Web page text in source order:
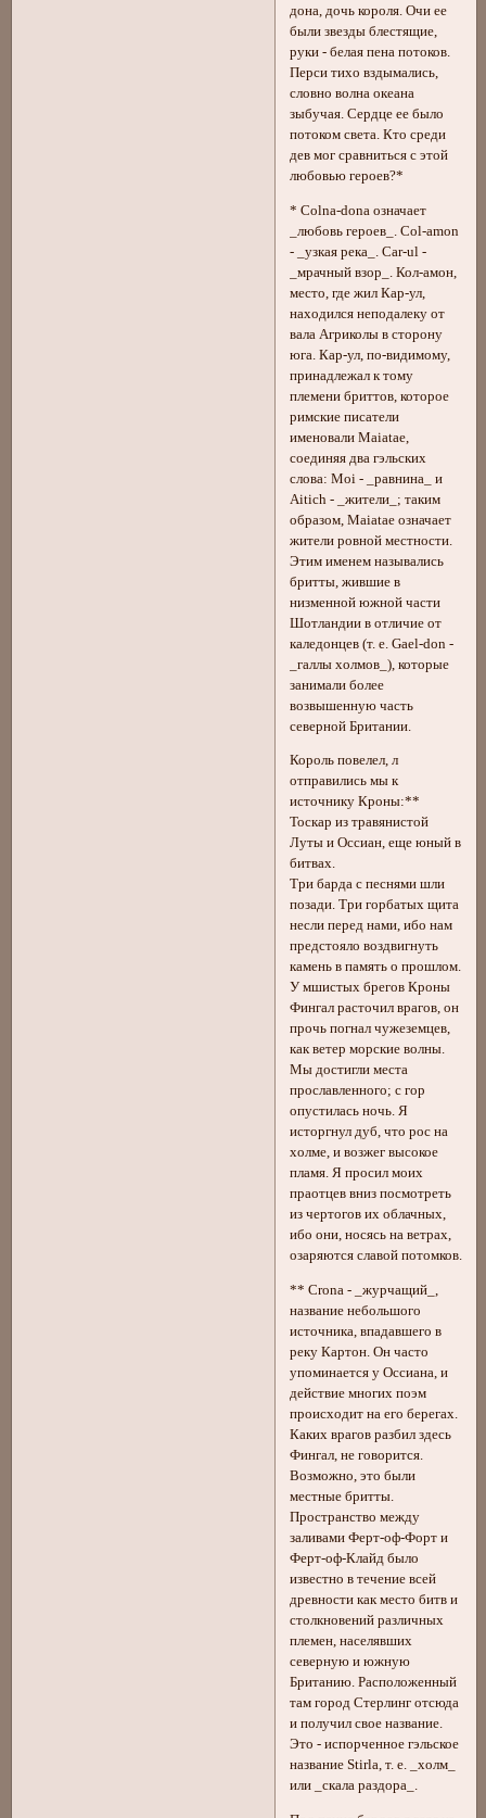
дона, дочь короля. Очи ее
были звезды блестящие,
руки - белая пена потоков.
Перси тихо вздымались,
словно волна океана
зыбучая. Сердце ее было
потоком света. Кто среди
дев мог сравниться с этой
любовью героев?*
* Colna-dona означает
_любовь героев_. Col-amon
- _узкая река_. Car-ul -
_мрачный взор_. Кол-амон,
место, где жил Кар-ул,
находился неподалеку от
вала Агриколы в сторону
юга. Кар-ул, по-видимому,
принадлежал к тому
племени бриттов, которое
римские писатели
именовали Maiatae,
соединяя два гэльских
слова: Moi - _равнина_ и
Aitich - _жители_; таким
образом, Maiatae означает
жители ровной местности.
Этим именем назывались
бритты, жившие в
низменной южной части
Шотландии в отличие от
каледонцев (т. е. Gael-don -
_галлы холмов_), которые
занимали более
возвышенную часть
северной Британии.
Король повелел, л
отправились мы к
источнику Кроны:**
Тоскар из травянистой
Луты и Оссиан, еще юный в
битвах.
Три барда с песнями шли
позади. Три горбатых щита
несли перед нами, ибо нам
предстояло воздвигнуть
камень в память о прошлом.
У мшистых брегов Кроны
Фингал расточил врагов, он
прочь погнал чужеземцев,
как ветер морские волны.
Мы достигли места
прославленного; с гор
опустилась ночь. Я
исторгнул дуб, что рос на
холме, и возжег высокое
пламя. Я просил моих
праотцев вниз посмотреть
из чертогов их облачных,
ибо они, носясь на ветрах,
озаряются славой потомков.
** Crona - _журчащий_,
название небольшого
источника, впадавшего в
реку Картон. Он часто
упоминается у Оссиана, и
действие многих поэм
происходит на его берегах.
Каких врагов разбил здесь
Фингал, не говорится.
Возможно, это были
местные бритты.
Пространство между
заливами Ферт-оф-Форт и
Ферт-оф-Клайд было
известно в течение всей
древности как место битв и
столкновений различных
племен, населявших
северную и южную
Британию. Расположенный
там город Стерлинг отсюда
и получил свое название.
Это - испорченное гэльское
название Stirla, т. е. _холм_
или _скала раздора_.